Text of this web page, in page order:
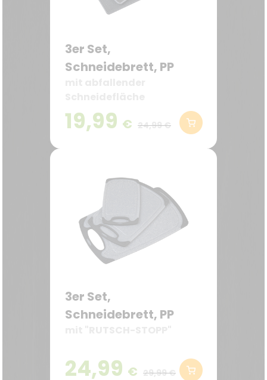
3er Set,
Schneidebrett, PP
19,99 € 24,99 €
3er Set,
Schneidebrett, PP
24,99 € 29,99 €